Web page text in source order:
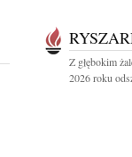
Z głębokim
2026 roku